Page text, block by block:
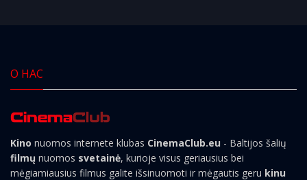
О НАС
Kino nuomos internete klubas CinemaClub.eu - Baltijos šalių
filmų nuomos svetainė, kurioje visus geriausius bei
mėgiamiausius filmus galite išsinuomoti ir mėgautis geru kinu